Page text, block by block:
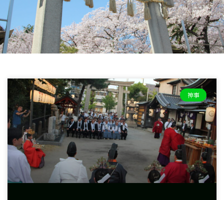
ー
神事
ペ
ー
ジ
ペ
ー
ジ
ペ
ー
ジ
ペ
ー
ジ
ペ
ー
ジ